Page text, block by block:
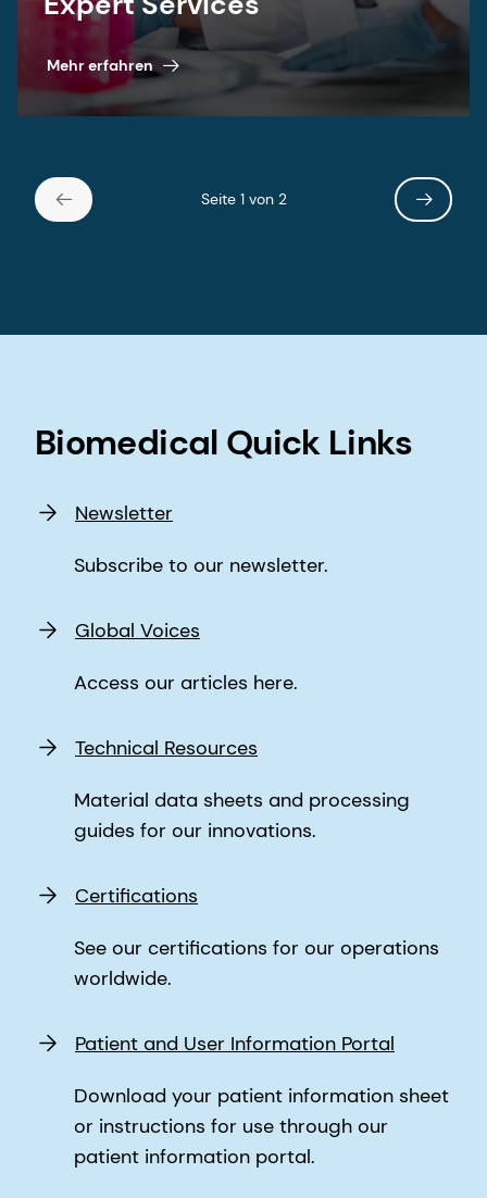
Mehr erfahren
Seite 1 von 2
Biomedical Quick Links
Newsletter
Subscribe to our newsletter.
Global Voices
Access our articles here.
Technical Resources
Material data sheets and processing
guides for our innovations.
Certifications
See our certifications for our operations
worldwide.
Patient and User Information Portal
Download your patient information sheet
or instructions for use through our
patient information portal.